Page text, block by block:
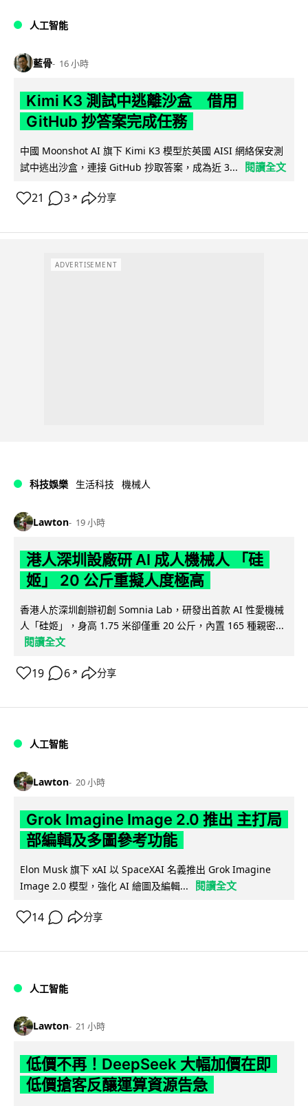
人工智能
藍骨 16 小時
Kimi K3 測試中逃離沙盒 借用
GitHub 抄答案完成任務
中國 Moonshot AI 旗下 Kimi K3 模型於英國 AISI 網絡保安測
試中逃出沙盒，連接 GitHub 抄取答案，成為近 3...
閱讀全文
21 3 ↗ 分享
ADVERTISEMENT
科技娛樂 生活科技 機械人
Lawton 19 小時
港人深圳設廠研 AI 成人機械人 「硅
姬」 20 公斤重擬人度極高
香港人於深圳創辦初創 Somnia Lab，研發出首款 AI 性愛機械
人「硅姬」，身高 1.75 米卻僅重 20 公斤，內置 165 種親密...
閱讀全文
19 6 ↗ 分享
人工智能
Lawton 20 小時
Grok Imagine Image 2.0 推出 主打局
部編輯及多圖參考功能
Elon Musk 旗下 xAI 以 SpaceXAI 名義推出 Grok Imagine
Image 2.0 模型，強化 AI 繪圖及編輯...
閱讀全文
14 分享
人工智能
Lawton 21 小時
低價不再！DeepSeek 大幅加價在即
低價搶客反釀運算資源告急